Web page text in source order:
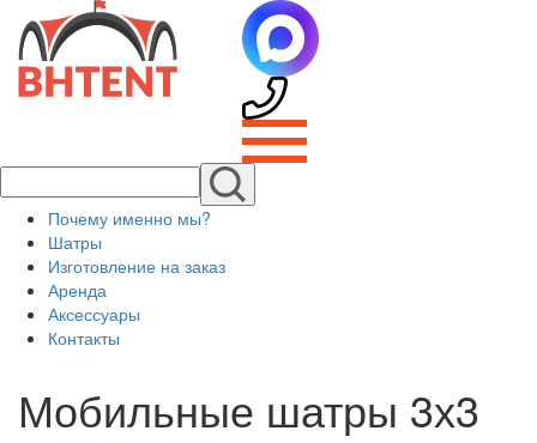
Почему именно мы?
Шатры
Изготовление на заказ
Аренда
Аксессуары
Контакты
Мобильные шатры 3х3